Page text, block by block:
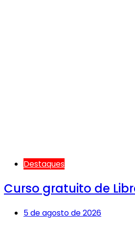
Destaques
Curso gratuito de
5 de agosto de 2026